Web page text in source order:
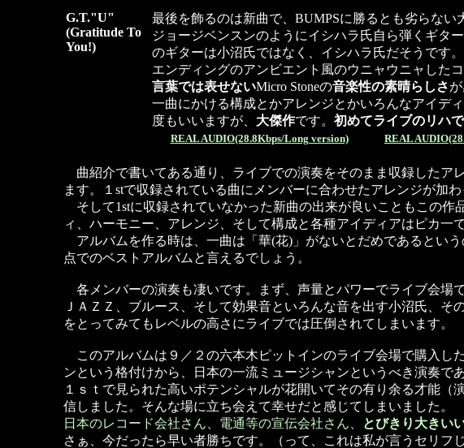
G.T."U"
(Gratitude To
You!)
最後を飾るのは新曲で、BUMPSに勝るとも劣らない
ジョージベンスンのようにイシハラ氏自ら弾くギタ
のギターは小沼氏ではなく、イシハラ氏だそうです。
エンディングのアンビエント風のウニャウニャした
言葉では表せないMicro Stoneの音楽性の素晴らしさ
一曲にかける構成とかアレンジとかいろんなアイデ
度もいいますが、 大傑作です。 初めてライブのリハ
REAL AUDIO(28.8Kbps/Long version) REAL
曲紹介で書いてある通り、ライブでの演奏をそのまま収録したア
ます。１stで収録されている曲にメンバーに合わせたアレンジが加
そして1stに収録されていなかった新曲の出来が良いこともこの作
ィ、ハーモニー、アレンジ、そして構成と各種アイディアはピカ一で
アルバムを作る時は、一曲は「華(花)」がないとだめであるとい
点でのベストアルバムと言えるでしょう。
各メンバーの演奏も凄いです。まず、声量とパワーでライブ会場
ＪＡＺＺ、ブルース、そして効果音といろんな音を出す小沼氏、
をとってみてもレベルの高さにライブでは圧倒されてしまいます。
このアルバムは９／２の六本木ピットインのライブ会場で購入し
ンという格付けから、日本の一流ミュージシャンというべき演奏で
１ｓｔで見られた高いポテンシャルが花開いてその有り余る才能
信しました。そんな場に立ち会えて幸せだと感じてしまいました。
日本のレコード会社さん、電通等の宣伝会社さん、
とびきり大きい
さぁ、今だったら早い者勝ちです。（って、これは私が言うセリフ